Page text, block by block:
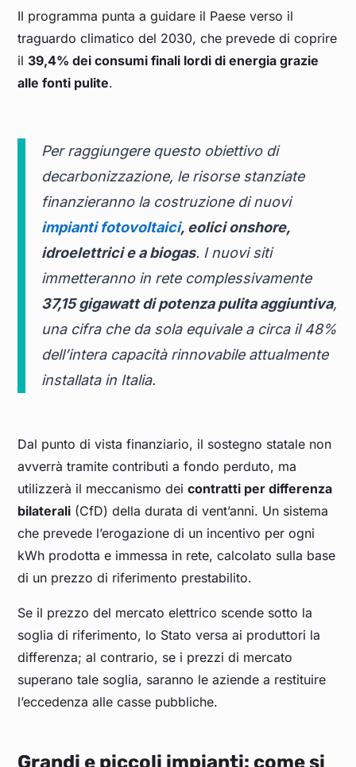
Il programma punta a guidare il Paese verso il
traguardo climatico del 2030, che prevede di coprire
il 39,4% dei consumi finali lordi di energia grazie
alle fonti pulite.
Per raggiungere questo obiettivo di
decarbonizzazione, le risorse stanziate
finanzieranno la costruzione di nuovi
impianti fotovoltaici, eolici onshore,
idroelettrici e a biogas. I nuovi siti
immetteranno in rete complessivamente
37,15 gigawatt di potenza pulita aggiuntiva,
una cifra che da sola equivale a circa il 48%
dell’intera capacità rinnovabile attualmente
installata in Italia.
Dal punto di vista finanziario, il sostegno statale non
avverrà tramite contributi a fondo perduto, ma
utilizzerà il meccanismo deicontratti per differenza
bilaterali (CfD) della durata di vent’anni. Un sistema
che prevede l’erogazione di un incentivo per ogni
kWh prodotta e immessa in rete, calcolato sulla base
di un prezzo di riferimento prestabilito.
Se il prezzo del mercato elettrico scende sotto la
soglia di riferimento, lo Stato versa ai produttori la
differenza; al contrario, se i prezzi di mercato
superano tale soglia, saranno le aziende a restituire
l’eccedenza alle casse pubbliche.
Grandi e piccoli impianti: come si